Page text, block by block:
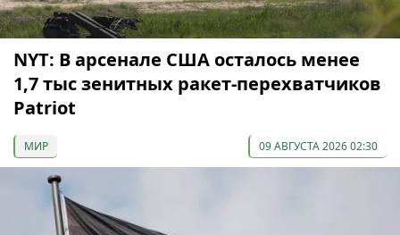
NYT: В арсенале США осталось менее
1,7 тыс зенитных ракет-перехватчиков
Patriot
МИР 09 АВГУСТА 2026 02:30